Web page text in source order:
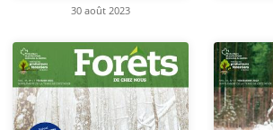
30 août 2023